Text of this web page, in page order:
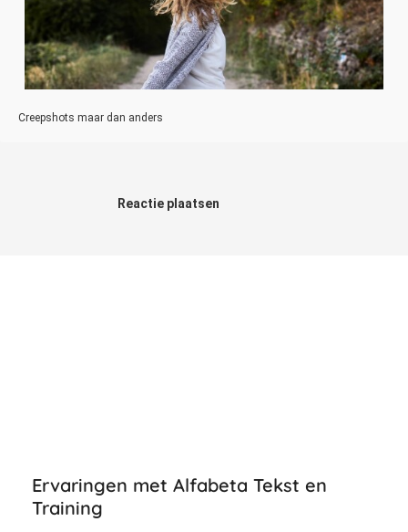
Creepshots maar dan anders
Reactie plaatsen
Ervaringen met Alfabeta Tekst en
Training